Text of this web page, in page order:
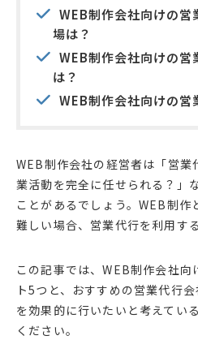
WEB制作会社向けの営
場は？
WEB制作会社向けの営
は？
WEB制作会社向けの営
WEB制作会社の経営者は「営業
業活動を完全に任せられる？」
ことがあるでしょう。WEB制
難しい場合、営業代行を利用す
この記事では、WEB制作会社
ト5つと、おすすめの営業代行
を効果的に行いたいと考えてい
ください。